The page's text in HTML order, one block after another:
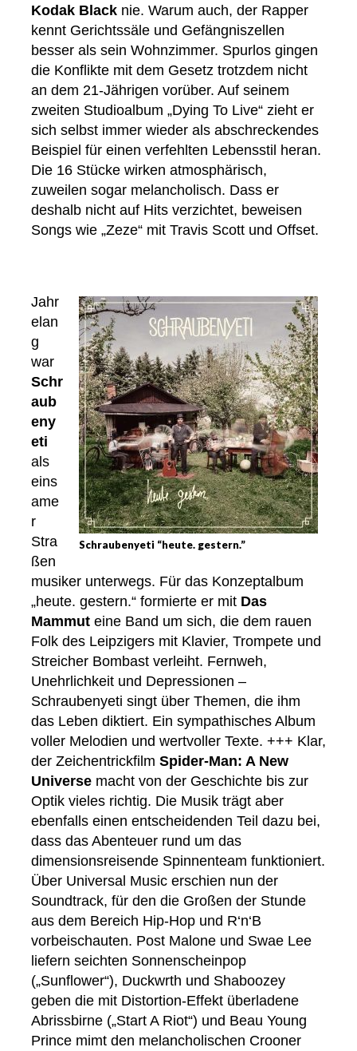
Kodak Black nie. Warum auch, der Rapper
kennt Gerichtssäle und Gefängniszellen
besser als sein Wohnzimmer. Spurlos gingen
die Konflikte mit dem Gesetz trotzdem nicht
an dem 21-Jährigen vorüber. Auf seinem
zweiten Studioalbum „Dying To Live“ zieht er
sich selbst immer wieder als abschreckendes
Beispiel für einen verfehlten Lebensstil heran.
Die 16 Stücke wirken atmosphärisch,
zuweilen sogar melancholisch. Dass er
deshalb nicht auf Hits verzichtet, beweisen
Songs wie „Zeze“ mit Travis Scott und Offset.
Schraubenyeti “heute. gestern.”
Jahr
elan
g
war
Schr
aub
eny
eti
als
eins
ame
r
Stra
ßen
musiker unterwegs. Für das Konzeptalbum
„heute. gestern.“ formierte er mit Das
Mammut eine Band um sich, die dem rauen
Folk des Leipzigers mit Klavier, Trompete und
Streicher Bombast verleiht. Fernweh,
Unehrlichkeit und Depressionen –
Schraubenyeti singt über Themen, die ihm
das Leben diktiert. Ein sympathisches Album
voller Melodien und wertvoller Texte. +++ Klar,
der Zeichentrickfilm Spider-Man: A New
Universe macht von der Geschichte bis zur
Optik vieles richtig. Die Musik trägt aber
ebenfalls einen entscheidenden Teil dazu bei,
dass das Abenteuer rund um das
dimensionsreisende Spinnenteam funktioniert.
Über Universal Music erschien nun der
Soundtrack, für den die Großen der Stunde
aus dem Bereich Hip-Hop und R‘n‘B
vorbeischauten. Post Malone und Swae Lee
liefern seichten Sonnenscheinpop
(„Sunflower“), Duckwrth und Shaboozey
geben die mit Distortion-Effekt überladene
Abrissbirne („Start A Riot“) und Beau Young
Prince mimt den melancholischen Crooner